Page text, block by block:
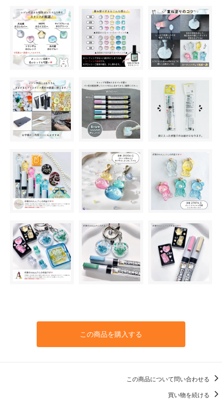
この商品を購入する
この商品について問い合わせる
買い物を続ける